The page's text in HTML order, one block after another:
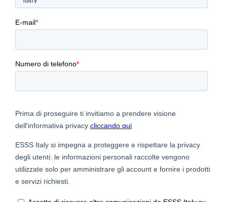
Cosa imparerai:
Occasione di partecipare ad una
gli strumenti Ansys Granta, con alcuni
esempi relativi a questi strumenti. Inclusa la
possibilità di interazione tramite
Panelisti:
Silvia Di Rosa
Pre-sales Engineer and Sales Team Support,
ESSS Italia
Ingegnere dei materiali orientamento meccanico